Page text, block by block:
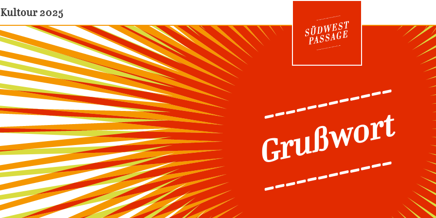
Kultour 2025
------------
Grußwort
------------